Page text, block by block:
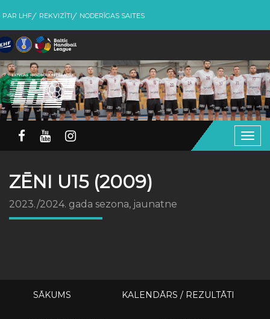
PAR LHF REKVIZĪTI NODERĪGAS SAITES
ZĒNI U15 (2009)
2023./2024. gada sezona, jaunatne
SĀKUMS KALENDĀRS / REZULTĀTI